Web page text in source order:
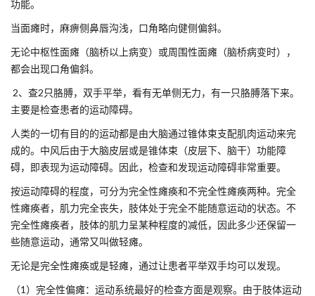
功能。
当面瘫时，麻痹侧鼻唇沟浅，口角略向健侧偏斜。
无论中枢性面瘫（脑桥以上病变）或周围性面瘫（脑桥病变时），
都会出现口角偏斜。
2、查2只胳膊，双手平举，看有无单侧无力，有一只胳膊落下来。
主要是检查患者的运动障碍。
人类的一切有目的的运动都是由大脑通过锥体束支配肌肉运动来完
成的。中风后由于大脑皮层或是锥体束（皮层下、脑干）功能障
碍，即表现为运动障碍。因此，检查和发现运动障碍非常重要。
按运动障碍的程度，可分为完全性瘫痪和不完全性瘫痪两种。完全
性瘫痪者，肌力完全丧失，肢体处于完全不能随意运动的状态。不
完全性瘫痪者，肢体的肌力呈某种程度的减低，因此多少还保留一
些随意运动，通常又叫做轻瘫。
无论是完全性瘫痪或是轻瘫，通过让患者平举双手均可以发现。
（1）完全性偏瘫：运动系统最好的检查方面是观察。由于肢体运动